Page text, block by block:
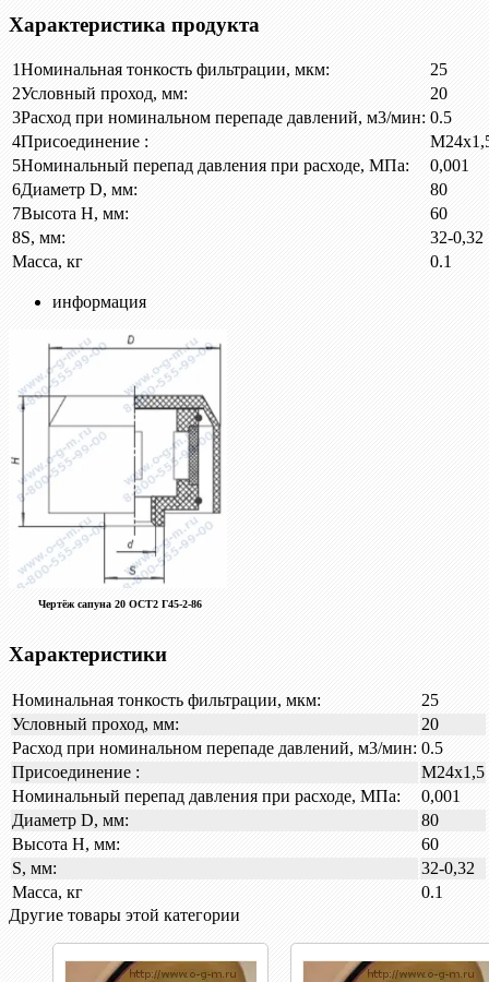
Характеристика продукта
1Номинальная тонкость фильтрации, мкм:
25
2Условный проход, мм:
20
3Расход при номинальном перепаде давлений, м3/мин: 0.5
4Присоединение :
5Номинальный перепад давления при расходе, МПа:
0,001
6Диаметр D, мм:
80
7Высота H, мм:
60
8S, мм:
32-0,32
Масса, кг
0.1
информация
Чертёж сапуна 20 ОСТ2 Г45-2-86
Характеристики
Номинальная тонкость фильтрации, мкм:
25
Условный проход, мм:
20
Расход при номинальном перепаде давлений, м3/мин: 0.5
Присоединение :
М24х1,5
Номинальный перепад давления при расходе, МПа:
0,001
Диаметр D, мм:
80
Высота H, мм:
60
S, мм:
32-0,32
Масса, кг
0.1
Другие товары этой категории